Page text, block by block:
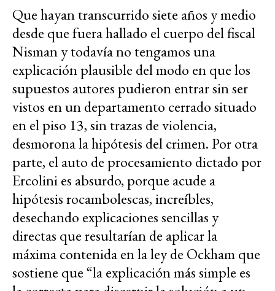
Que hayan transcurrido siete años y medio
desde que fuera hallado el cuerpo del fiscal
Nisman y todavía no tengamos una
explicación plausible del modo en que los
supuestos autores pudieron entrar sin ser
vistos en un departamento cerrado situado
en el piso 13, sin trazas de violencia,
desmorona la hipótesis del crimen. Por otra
parte, el auto de procesamiento dictado por
Ercolini es absurdo, porque acude a
hipótesis rocambolescas, increíbles,
desechando explicaciones sencillas y
directas que resultarían de aplicar la
máxima contenida en la ley de Ockham que
sostiene que “la explicación más simple es